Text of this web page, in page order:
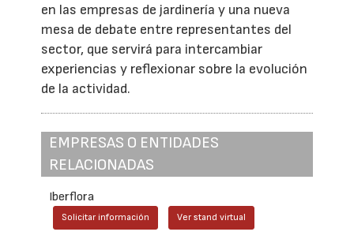
en las empresas de jardinería y una nueva
mesa de debate entre representantes del
sector, que servirá para intercambiar
experiencias y reflexionar sobre la evolución
de la actividad.
EMPRESAS O ENTIDADES
RELACIONADAS
Iberflora
Solicitar información Ver stand virtual